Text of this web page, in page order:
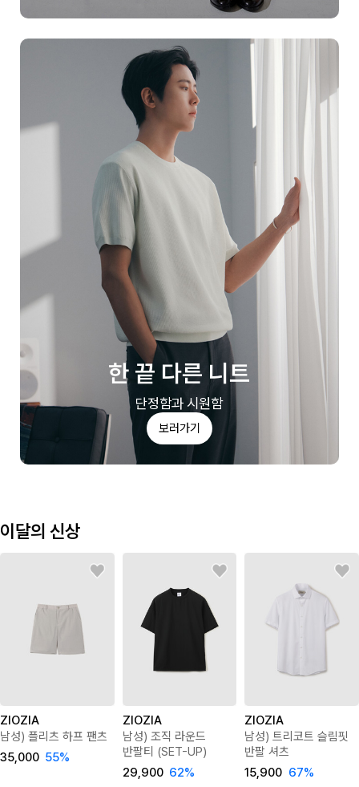
한 끝 다른 니트
단정함과 시원함
보러가기
이달의 신상
ZIOZIA
남성) 플리츠 하프 팬츠
35,000 55%
ZIOZIA
남성) 조직 라운드
반팔티 (SET-UP)
29,900 62%
ZIOZIA
남성) 트리코트 슬림핏
반팔 셔츠
15,900 67%